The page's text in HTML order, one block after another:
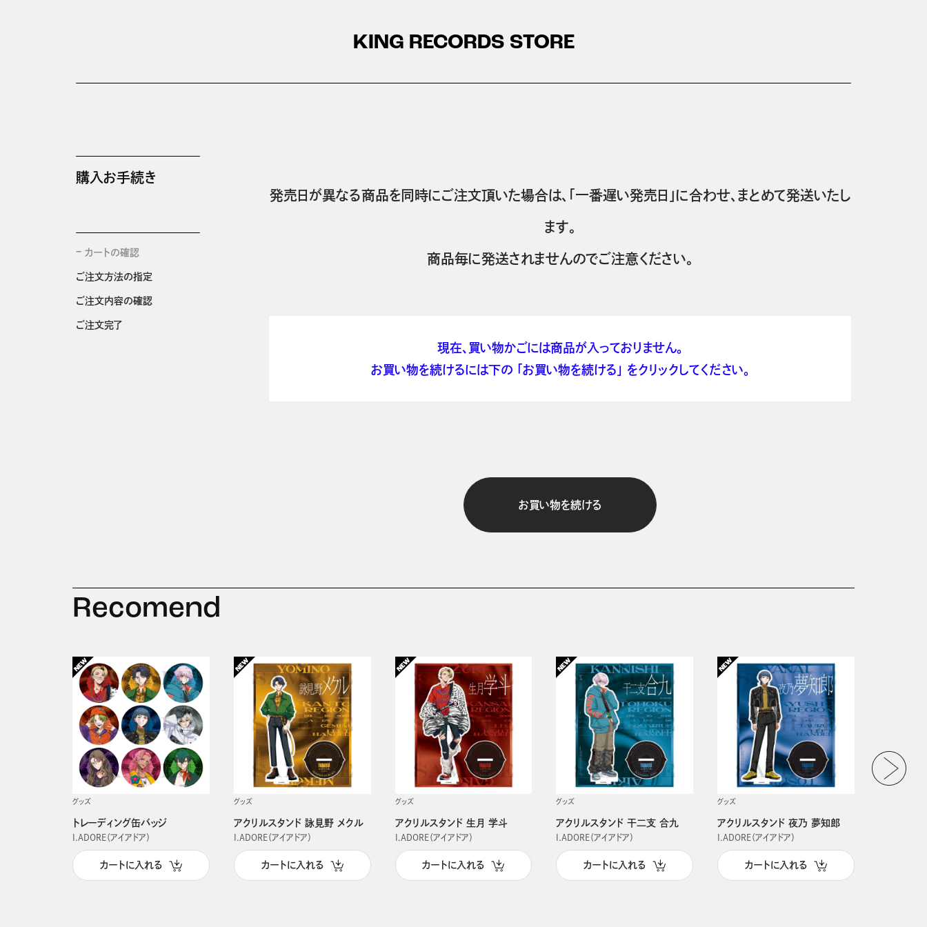
KING RECORDS STORE
購入お手続き
カートの確認
ご注文方法の指定
ご注文内容の確認
ご注文完了
発売日が異なる商品を同時にご注文頂いた場合は、「一番遅い発売日」に合わせ、まとめて発送いたし
ます。
商品毎に発送されませんのでご注意ください。
現在、買い物かごには商品が入っておりません。
お買い物を続けるには下の 「お買い物を続ける」 をクリックしてください。
お買い物を続ける
Recomend
グッズ
トレーディング缶バッジ
I.ADORE（アイアドア）
カートに入れる
グッズ
アクリルスタンド 詠見野 メクル
I.ADORE（アイアドア）
カートに入れる
グッズ
アクリルスタンド 生月 学斗
I.ADORE（アイアドア）
カートに入れる
グッズ
アクリルスタンド 干二支 合九
I.ADORE（アイアドア）
カートに入れる
グッズ
アクリルスタンド 夜乃 夢知郎
I.ADORE（アイアドア）
カートに入れる